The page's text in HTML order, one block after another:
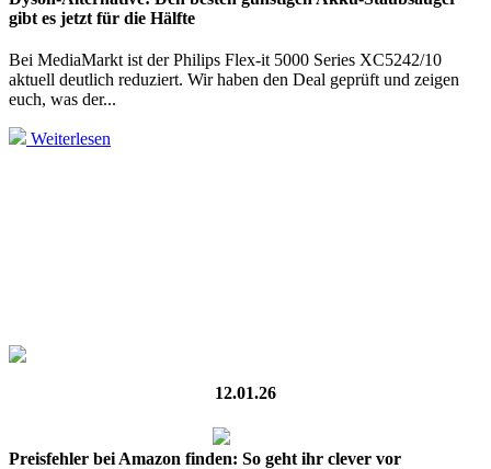
gibt es jetzt für die Hälfte
Bei MediaMarkt ist der Philips Flex-it 5000 Series XC5242/10
aktuell deutlich reduziert. Wir haben den Deal geprüft und zeigen
euch, was der...
Weiterlesen
12.01.26
Preisfehler bei Amazon finden: So geht ihr clever vor